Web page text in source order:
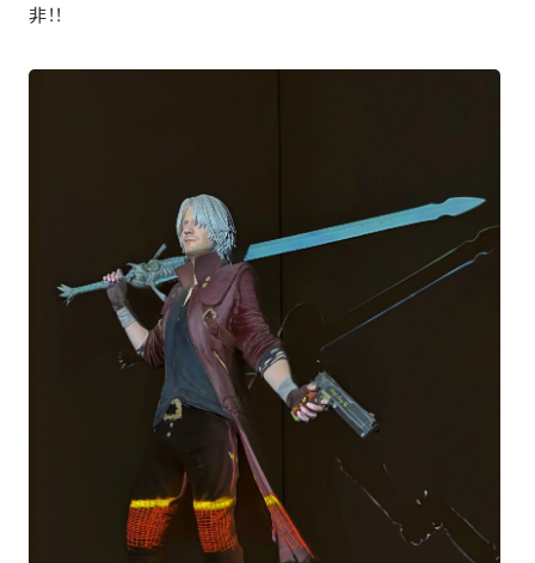
非！！